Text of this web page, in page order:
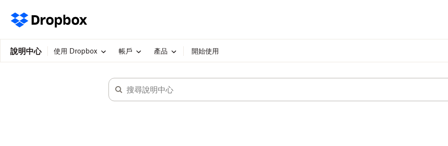
說明中心 使用 Dropbox 帳戶 產品 開始使用